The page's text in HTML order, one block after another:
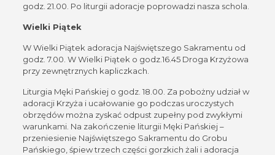
godz. 21.00. Po liturgii adoracje poprowadzi nasza schola.
Wielki Piątek
W Wielki Piątek adoracja Najświętszego Sakramentu od
godz. 7.00. W Wielki Piątek o godz.16.45 Droga Krzyżowa
przy zewnętrznych kapliczkach.
Liturgia Męki Pańskiej o godz. 18.00. Za pobożny udział w
adoracji Krzyża i ucałowanie go podczas uroczystych
obrzędów można zyskać odpust zupełny pod zwykłymi
warunkami. Na zakończenie liturgii Męki Pańskiej –
przeniesienie Najświętszego Sakramentu do Grobu
Pańskiego, śpiew trzech części gorzkich żali i adoracja